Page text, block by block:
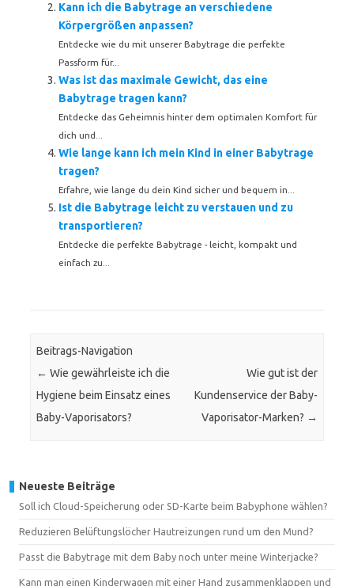
Kann ich die Babytrage an verschiedene
Körpergrößen anpassen?
Entdecke wie du mit unserer Babytrage die perfekte
Passform für...
Was ist das maximale Gewicht, das eine
Babytrage tragen kann?
Entdecke das Geheimnis hinter dem optimalen Komfort für
dich und...
Wie lange kann ich mein Kind in einer Babytrage
tragen?
Erfahre, wie lange du dein Kind sicher und bequem in...
Ist die Babytrage leicht zu verstauen und zu
transportieren?
Entdecke die perfekte Babytrage - leicht, kompakt und
einfach zu...
Beitrags-Navigation
← Wie gewährleiste ich die
Hygiene beim Einsatz eines
Baby-Vaporisators?
Wie gut ist der
Kundenservice der Baby-
Vaporisator-Marken? →
Neueste Beiträge
Soll ich Cloud-Speicherung oder SD-Karte beim Babyphone wählen?
Reduzieren Belüftungslöcher Hautreizungen rund um den Mund?
Passt die Babytrage mit dem Baby noch unter meine Winterjacke?
Kann man einen Kinderwagen mit einer Hand zusammenklappen und